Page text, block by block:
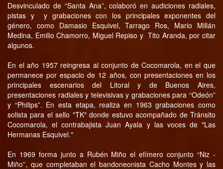
Desvinculado de “Santa Ana”, colaboró en audiciones radiales,
pistas y y grabaciones con los principales exponentes del
género, como Damasio Esquivel, Tarrago Ros, Mario Millán
Medina, Emilio Chamorro, Miguel Repiso y Tito Aranda, por citar
algunos.
En el año 1957 reingresa al conjunto de Cocomarola, en el que
permanece por espacio de 12 años, con presentaciones en los
principales escenarios del Litoral y de Buenos Aires,
presentaciones radiales y televisivas y grabaciones para “Odeón”
y “Philips”. En esta etapa, realiza en 1963 grabaciones como
solista para el sello "TK" donde estuvo acompañado de Tránsito
Cocomarola, el contrabajista Juan Ayala y las voces de "Las
Hermanas Esquivel."
En 1969 forma junto a Rubén Miño el efímero conjunto “Niz -
Miño”, que completaban el bandoneonista Cacho Montes y las